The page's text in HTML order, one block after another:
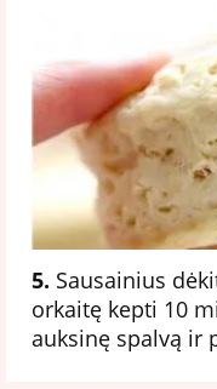
5. Sausainius
orkaitę kepti 10
auksinę spalvą ir